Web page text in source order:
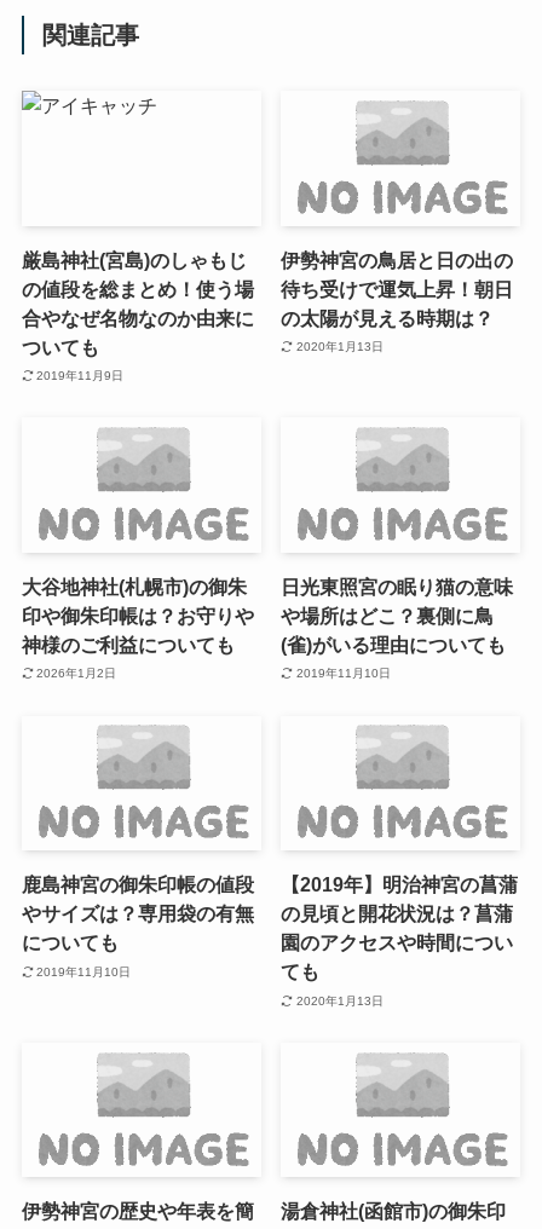
関連記事
厳島神社(宮島)のしゃもじ
の値段を総まとめ！使う場
合やなぜ名物なのか由来に
ついても
2019年11月9日
伊勢神宮の鳥居と日の出の
待ち受けで運気上昇！朝日
の太陽が見える時期は？
2020年1月13日
大谷地神社(札幌市)の御朱
印や御朱印帳は？お守りや
神様のご利益についても
2026年1月2日
日光東照宮の眠り猫の意味
や場所はどこ？裏側に鳥
(雀)がいる理由についても
2019年11月10日
鹿島神宮の御朱印帳の値段
やサイズは？専用袋の有無
についても
2019年11月10日
【2019年】明治神宮の菖蒲
の見頃と開花状況は？菖蒲
園のアクセスや時間につい
ても
2020年1月13日
伊勢神宮の歴史や年表を簡 湯倉神社(函館市)の御朱印